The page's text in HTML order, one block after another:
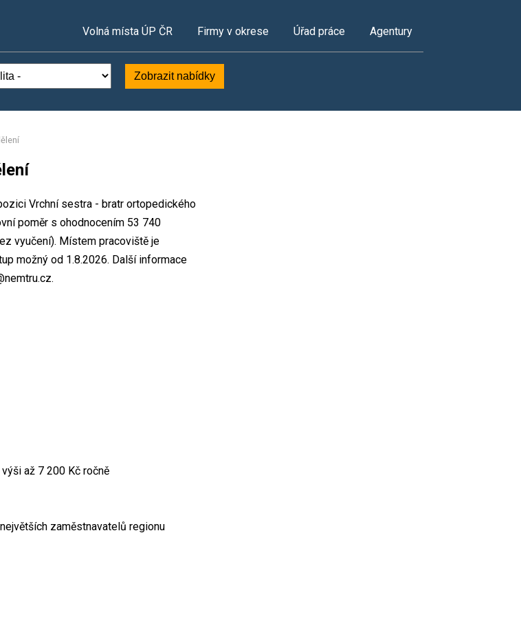
Volná místa ÚP ČR Firmy v okrese Úřad práce Agentury
Zobrazit nabídky
Vrchní sestra - bratr ortopedického
poměr s ohodnocením 53 740
vyučení). Místem pracoviště je
možný od 1.8.2026. Další informace
až 7 200 Kč ročně
zaměstnavatelů regionu